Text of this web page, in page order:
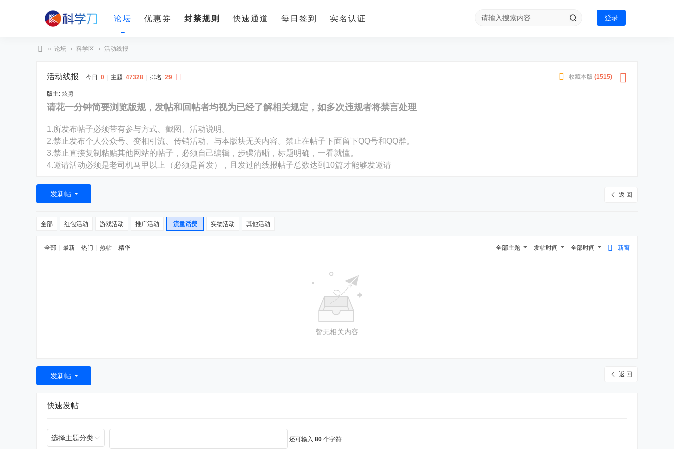
论坛 优惠券 封禁规则 快速通道 每日签到 实名认证 登录
» 论坛 › 科学区 › 活动线报
收藏本版 (1515)
活动线报 今日: 0 主题: 47328 排名: 29
版主: 炫勇
请花一分钟简要浏览版规，发帖和回帖者均视为已经了解相关规定，如多次违规者将禁言处理
1.所发布帖子必须带有参与方式、截图、活动说明。
2.禁止发布个人公众号、变相引流、传销活动、与本版块无关内容。禁止在帖子下面留下QQ号和QQ群。
3.禁止直接复制粘贴其他网站的帖子，必须自己编辑，步骤清晰，标题明确，一看就懂。
4.邀请活动必须是老司机马甲以上（必须是首发），且发过的线报帖子总数达到10篇才能够发邀请
返 回
发新帖
全部 红包活动 游戏活动 推广活动 流量话费 实物活动 其他活动
新窗
全部时间
发帖时间
全部主题
全部 最新 热门 热帖 精华
暂无相关内容
返 回
发新帖
快速发帖
选择主题分类 还可输入 80 个字符